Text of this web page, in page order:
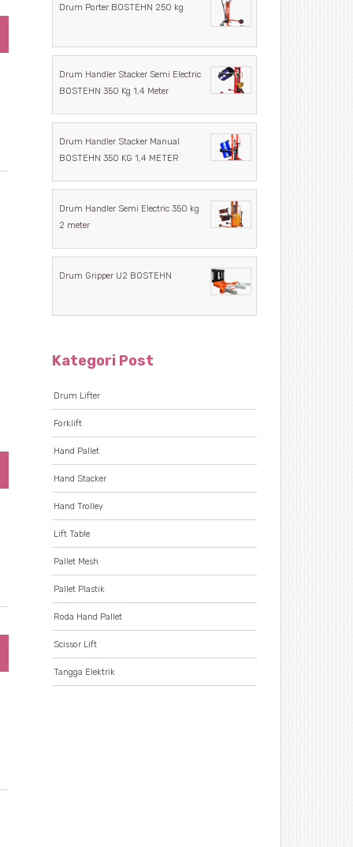
Drum Porter BOSTEHN 250 kg
Drum Handler Stacker Semi Electric
BOSTEHN 350 Kg 1,4 Meter
Drum Handler Stacker Manual
BOSTEHN 350 KG 1,4 METER
Drum Handler Semi Electric 350 kg
2 meter
Drum Gripper U2 BOSTEHN
Kategori Post
Drum Lifter
Forklift
Hand Pallet
Hand Stacker
Hand Trolley
Lift Table
Pallet Mesh
Pallet Plastik
Roda Hand Pallet
Scissor Lift
Tangga Elektrik